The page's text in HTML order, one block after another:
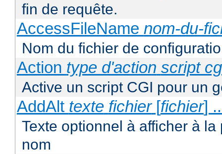
fin de requête.
AccessFileName nom-du-
Nom du fichier de
Action type d'action script
Active un script CGI pour un
AddAlt texte fichier[fichier]
Texte optionnel à afficher à
nom